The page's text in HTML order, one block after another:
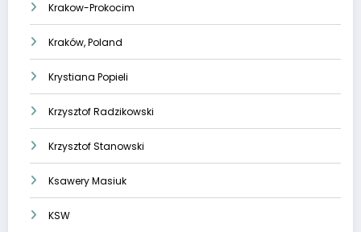
Krakow-Prokocim
Kraków, Poland
Krystiana Popieli
Krzysztof Radzikowski
Krzysztof Stanowski
Ksawery Masiuk
KSW